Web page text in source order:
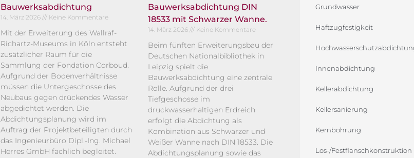
Bauwerksabdichtung
14. März 2026 Keine Kommentare
Mit der Erweiterung des Wallraf-
Richartz-Museums in Köln entsteht
zusätzlicher Raum für die
Sammlung der Fondation Corboud.
Aufgrund der Bodenverhältnisse
müssen die Untergeschosse des
Neubaus gegen drückendes Wasser
abgedichtet werden. Die
Abdichtungsplanung wird im
Auftrag der Projektbeteiligten durch
das Ingenieurbüro Dipl.-Ing. Michael
Herres GmbH fachlich begleitet.
Bauwerksabdichtung DIN
18533 mit Schwarzer Wanne.
14. März 2026 Keine Kommentare
Beim fünften Erweiterungsbau der
Deutschen Nationalbibliothek in
Leipzig spielt die
Bauwerksabdichtung eine zentrale
Rolle. Aufgrund der drei
Tiefgeschosse im
druckwasserhaltigen Erdreich
erfolgt die Abdichtung als
Kombination aus Schwarzer und
Weißer Wanne nach DIN 18533. Die
Abdichtungsplanung sowie das
Grundwasser
Haftzugfestigkeit
Innenabdichtung
Kellerabdichtung
Kellersanierung
Kernbohrung
Los-/Festflanschkonstruktion